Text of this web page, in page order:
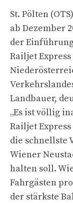
St. Pölten
ab Dezember
der
Railjet
Landbauer,
„Es ist völlig
Railjet Express
die schnellste
Wiener
halten soll.
Fahrgästen
der stärkste